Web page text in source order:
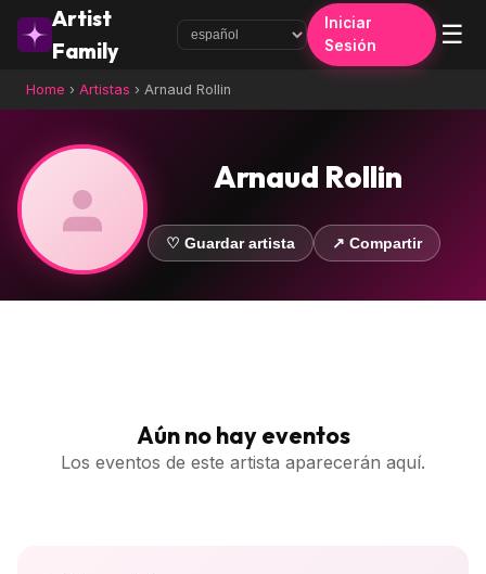
Artist
Family
Iniciar
Sesión
☰
Home › Artistas › Arnaud Rollin
Arnaud Rollin
♡ Guardar artista ↗ Compartir
Aún no hay eventos
Los eventos de este artista aparecerán aquí.